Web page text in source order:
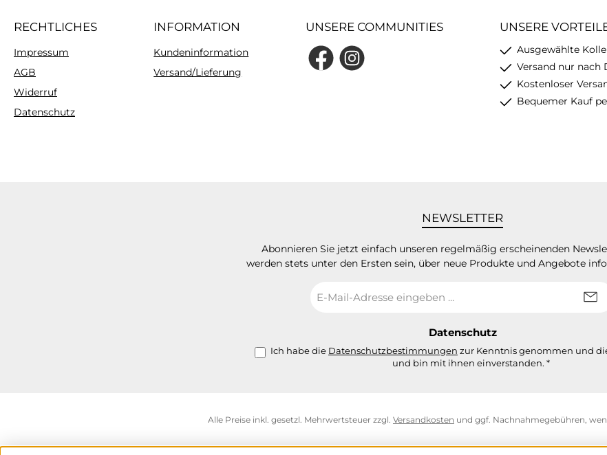
RECHTLICHES
Impressum
AGB
Widerruf
Datenschutz
INFORMATION
Kundeninformation
Versand/Lieferung
UNSERE COMMUNITIES
FacebookInstagram
UNSERE
Ausgewählte
Versand nur nach
Kostenloser
Bequemer Kauf
NEWSLETTER
Abonnieren Sie jetzt einfach unseren regelmäßig erscheinenden
werden stets unter den Ersten sein, über neue Produkte und Angebote
Mail-
Datenschutz
Ich habe die Datenschutzbestimmungen zur Kenntnis genommen und
und bin mit ihnen einverstanden. *
Alle Preise inkl. gesetzl. Mehrwertsteuer zzgl. Versandkosten und ggf. Nachnahmegebühren,